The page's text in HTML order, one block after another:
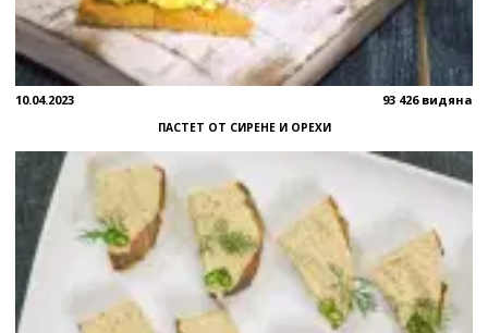
10.04.2023 93 426 видяна
ПАСТЕТ ОТ СИРЕНЕ И ОРЕХИ